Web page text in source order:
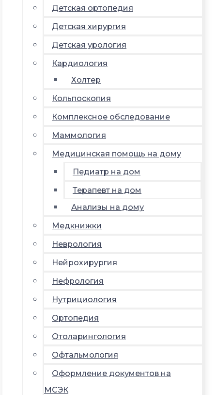
Детская ортопедия
Детская хирургия
Детская урология
Кардиология
Холтер
Кольпоскопия
Комплексное обследование
Маммология
Медицинская помощь на дому
Педиатр на дом
Терапевт на дом
Анализы на дому
Медкнижки
Неврология
Нейрохирургия
Нефрология
Нутрициология
Ортопедия
Отоларингология
Офтальмология
Оформление документов на
МСЭК